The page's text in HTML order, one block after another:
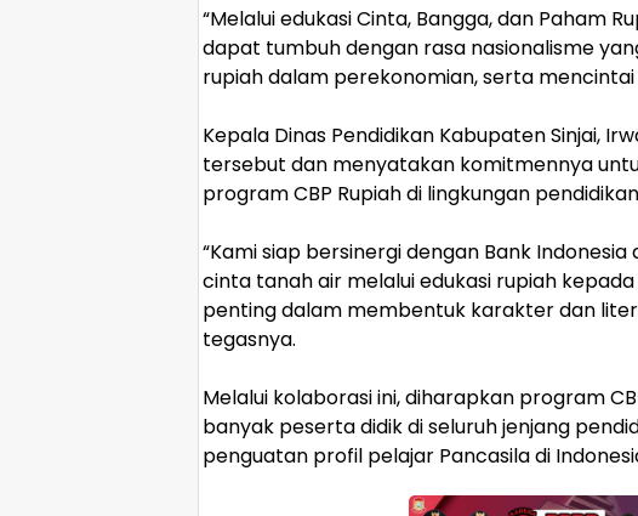
‎“Melalui edukasi Cinta, Bangga, dan Paham
dapat tumbuh dengan rasa nasionalisme
rupiah dalam perekonomian, serta
‎Kepala Dinas Pendidikan Kabupaten Sinjai,
tersebut dan menyatakan komitmennya
program CBP Rupiah di lingkungan
‎“Kami siap bersinergi dengan Bank
cinta tanah air melalui edukasi rupiah
penting dalam membentuk karakter dan
tegasnya.
‎Melalui kolaborasi ini, diharapkan program
banyak peserta didik di seluruh jenjang
penguatan profil pelajar Pancasila di